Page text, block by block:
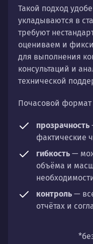
Такой подход
укладываются в
требуют
оцениваем и
для выполнения
консультаций и
технической
Почасовой формат
прозрачность
фактические
гибкость —
объёма и
контроль —
отчётах и
направлений: